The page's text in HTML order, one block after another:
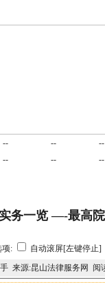
-- -- --
-- -- --
务一览 —-最高
项:
自动滚屏[左键停止]
来源:昆山法律服务网 阅